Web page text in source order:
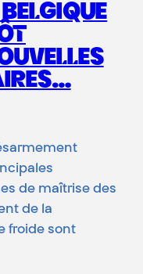
de maîtrise des
de la
froide sont